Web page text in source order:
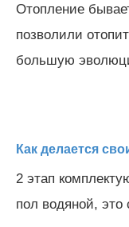
Отопление
позволили
большую
Как делается
2 этап
пол водяной, это